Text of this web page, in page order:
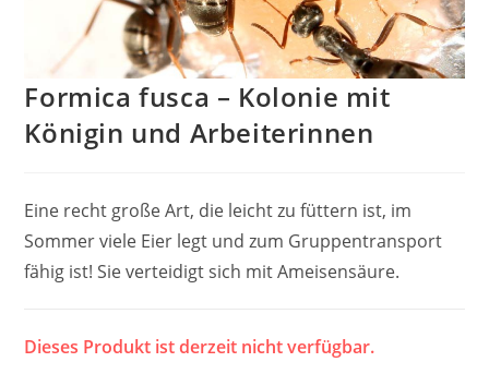
Formica fusca – Kolonie mit
Königin und Arbeiterinnen
Eine recht große Art, die leicht zu füttern ist, im
Sommer viele Eier legt und zum Gruppentransport
fähig ist! Sie verteidigt sich mit Ameisensäure.
Dieses Produkt ist derzeit nicht verfügbar.